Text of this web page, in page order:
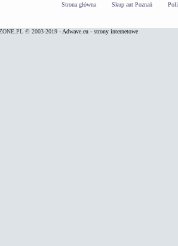
Strona główna Skup aut Poznań
© 2003-2019 - Adwave.eu - strony internetowe